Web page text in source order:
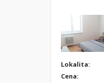
Lokalita:
Cena: